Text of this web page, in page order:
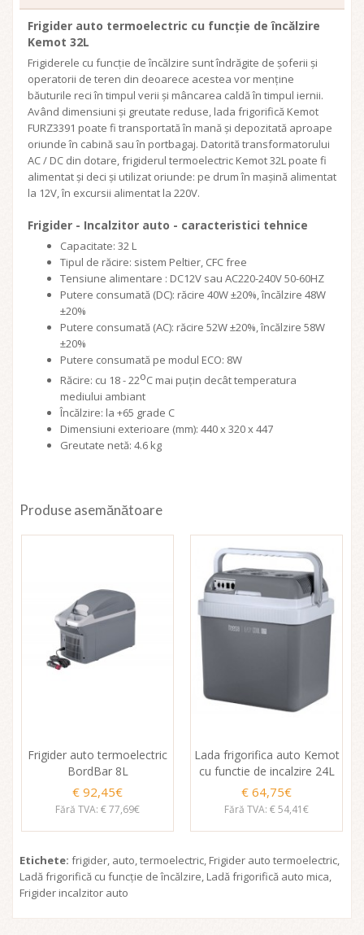
Frigider auto termoelectric cu funcție de încălzire
Kemot 32L
Frigiderele cu funcție de încălzire sunt îndrăgite de șoferii și
operatorii de teren din deoarece acestea vor menține
băuturile reci în timpul verii și mâncarea caldă în timpul iernii.
Având dimensiuni și greutate reduse, lada frigorifică Kemot
FURZ3391 poate fi transportată în mană și depozitată aproape
oriunde în cabină sau în portbagaj. Datorită transformatorului
AC / DC din dotare, frigiderul termoelectric Kemot 32L poate fi
alimentat și deci și utilizat oriunde: pe drum în mașină alimentat
la 12V, în excursii alimentat la 220V.
Frigider - Incalzitor auto - caracteristici tehnice
Capacitate: 32 L
Tipul de răcire: sistem Peltier, CFC free
Tensiune alimentare : DC12V sau AC220-240V 50-60HZ
Putere consumată (DC): răcire 40W ±20%, încălzire 48W
±20%
Putere consumată (AC): răcire 52W ±20%, încălzire 58W
±20%
Putere consumată pe modul ECO: 8W
Răcire: cu 18 - 22oC mai puțin decât temperatura
mediului ambiant
Încălzire: la +65 grade C
Dimensiuni exterioare (mm): 440 x 320 x 447
Greutate netă: 4.6 kg
Produse asemănătoare
Frigider auto termoelectric
BordBar 8L
€ 92,45€
Fără TVA: € 77,69€
Lada frigorifica auto Kemot
cu functie de incalzire 24L
€ 64,75€
Fără TVA: € 54,41€
Etichete: frigider, auto,termoelectric, Frigider auto termoelectric,
Ladă frigorifică cu funcție de încălzire, Ladă frigorifică auto mica,
Frigider incalzitor auto